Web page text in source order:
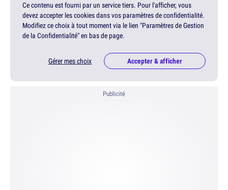
Ce contenu est fourni par un service tiers. Pour l'afficher, vous
devez accepter les cookies dans vos paramètres de confidentialité.
Modifiez ce choix à tout moment via le lien "Paramètres de Gestion
de la Confidentialité" en bas de page.
Gérer mes choix Accepter & afficher
Publicité